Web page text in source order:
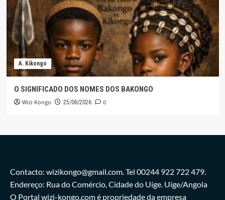
A. Kikongo
O SIGNIFICADO DOS NOMES DOS BAKONGO
Wizi-Kongo 25/06/2026 0
Contacto: wizikongo@gmail.com. Tel 00244 922 722 479.
Endereço: Rua do Comércio, Cidade do Uíge. Uíge/Angola
O Portal wizi-kongo.com é propriedade da empresa